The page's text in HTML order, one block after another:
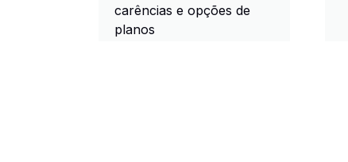
carências e opções de
planos